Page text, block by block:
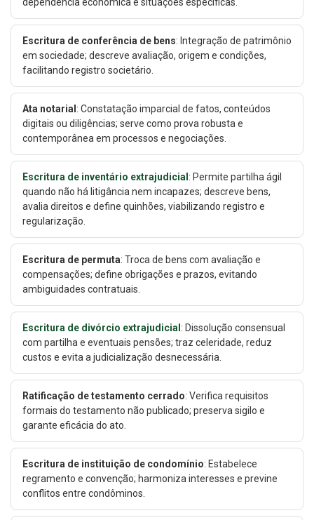
Escritura de conferência de bens: Integração de patrimônio
em sociedade; descreve avaliação, origem e condições,
facilitando registro societário.
Ata notarial : Constatação imparcial de fatos, conteúdos
digitais ou diligências; serve como prova robusta e
contemporânea em processos e negociações.
Escritura de inventário extrajudicial : Permite partilha ágil
quando não há litigância nem incapazes; descreve bens,
avalia direitos e define quinhões, viabilizando registro e
regularização.
Escritura de permuta: Troca de bens com avaliação e
compensações; define obrigações e prazos, evitando
ambiguidades contratuais.
Escritura de divórcio extrajudicial : Dissolução consensual
com partilha e eventuais pensões; traz celeridade, reduz
custos e evita a judicialização desnecessária.
Ratificação de testamento cerrado: Verifica requisitos
formais do testamento não publicado; preserva sigilo e
garante eficácia do ato.
Escritura de instituição de condomínio: Estabelece
regramento e convenção; harmoniza interesses e previne
conflitos entre condôminos.